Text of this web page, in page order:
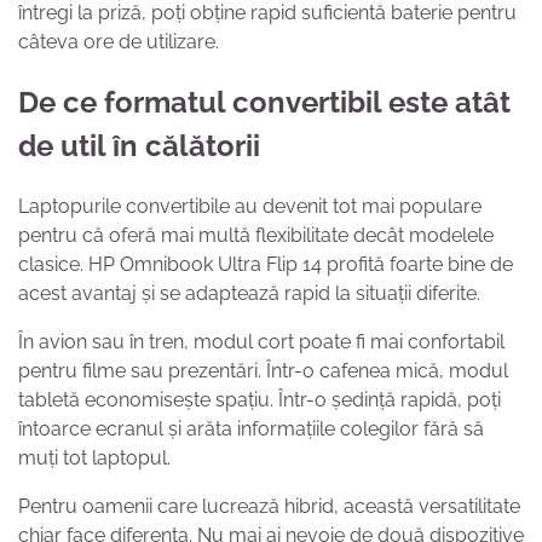
întregi la priză, poți obține rapid suficientă baterie pentru
câteva ore de utilizare.
De ce formatul convertibil este atât
de util în călătorii
Laptopurile convertibile au devenit tot mai populare
pentru că oferă mai multă flexibilitate decât modelele
clasice. HP Omnibook Ultra Flip 14 profită foarte bine de
acest avantaj și se adaptează rapid la situații diferite.
În avion sau în tren, modul cort poate fi mai confortabil
pentru filme sau prezentări. Într-o cafenea mică, modul
tabletă economisește spațiu. Într-o ședință rapidă, poți
întoarce ecranul și arăta informațiile colegilor fără să
muți tot laptopul.
Pentru oamenii care lucrează hibrid, această versatilitate
chiar face diferența. Nu mai ai nevoie de două dispozitive